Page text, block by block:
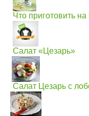
Что приготовить
Салат «Цезарь»
Салат Цезарь с